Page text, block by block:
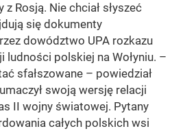
Rosją. Nie chciał słyszeć
się dokumenty
dowództwo UPA rozkazu
polskiej na Wołyniu. –
sfałszowane – powiedział
swoją wersję relacji
II wojny światowej. Pytany
całych polskich wsi